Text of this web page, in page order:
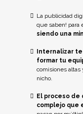
La publicidad
que saben! para
siendo una
Internalizar
formar tu
comisiones altas
nicho.
El proceso de
complejo que